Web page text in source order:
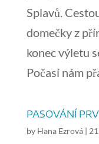
Splavů.
domečky z
konec výletu
Počasí nám
PASOVÁNÍ
by Hana Ezrová|